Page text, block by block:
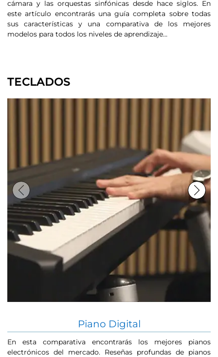
cámara y las orquestas sinfónicas desde hace siglos. En
este artículo encontrarás una guía completa sobre todas
sus características y una comparativa de los mejores
modelos para todos los niveles de aprendizaje…
TECLADOS
Previous
Piano Digital
En esta comparativa encontrarás los mejores pianos
electrónicos del mercado. Reseñas profundas de pianos
Next